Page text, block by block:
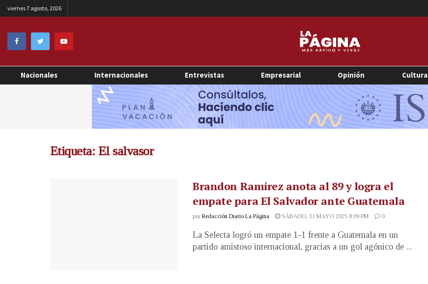
viernes 7 agosto, 2026
Nacionales Internacionales Entrevistas Empresarial Opinión Cultura
Etiqueta: El salvasor
Brandon Ramírez anota al 89 y logra el
empate para El Salvador ante Guatemala
por Redacción Diario La Página SÁBADO, 31 MAYO 2025 8:09 PM 0
La Selecta logró un empate 1-1 frente a Guatemala en un
partido amistoso internacional, gracias a un gol agónico de ...